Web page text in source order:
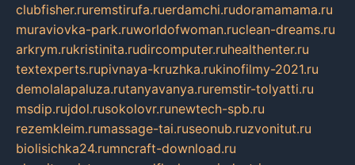
clubfisher.ruremstirufa.ruerdamchi.rudoramamama.ru
muraviovka-park.ruworldofwoman.ruclean-dreams.ru
arkrym.rukristinita.rudircomputer.ruhealthenter.ru
textexperts.rupivnaya-kruzhka.rukinofilmy-2021.ru
demolalapaluza.rutanyavanya.ruremstir-tolyatti.ru
msdip.rujdol.rusokolovr.runewtech-spb.ru
rezemkleim.rumassage-tai.ruseonub.ruzvonitut.ru
biolisichka24.rumncraft-download.ru